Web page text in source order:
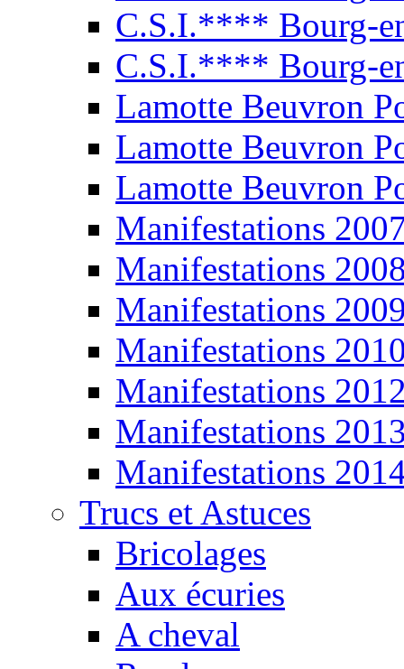
C.S.I.**** Bourg-
C.S.I.**** Bourg-
Lamotte Beuvron
Lamotte Beuvron
Lamotte Beuvron
Manifestations
Manifestations
Manifestations
Manifestations
Manifestations
Manifestations
Manifestations
Trucs et Astuces
Bricolages
Aux écuries
A cheval